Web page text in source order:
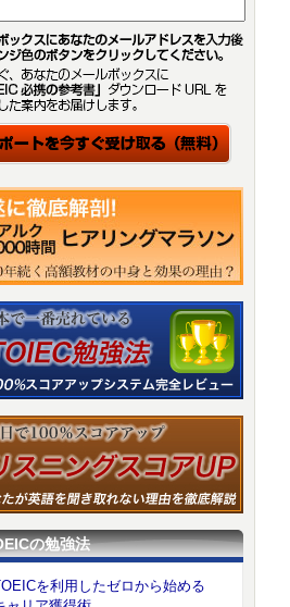
の勉強法
を利用したゼロから始める